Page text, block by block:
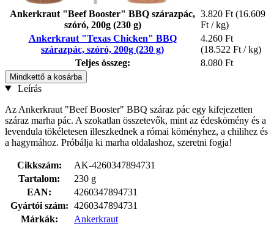
Ankerkraut "Beef Booster" BBQ szárazpác,
szóró, 200g (230 g)
3.820 Ft (16.609
Ft / kg)
Ankerkraut "Texas Chicken" BBQ
szárazpác, szóró, 200g (230 g)
4.260 Ft
(18.522 Ft / kg)
Teljes összeg:
8.080 Ft
Mindkettő a kosárba
Leírás
Az Ankerkraut "Beef Booster" BBQ száraz pác egy kifejezetten
száraz marha pác. A szokatlan összetevők, mint az édeskömény és a
levendula tökéletesen illeszkednek a római köményhez, a chilihez és
a hagymához. Próbálja ki marha oldalashoz, szeretni fogja!
Cikkszám:
AK-4260347894731
Tartalom:
230 g
EAN:
4260347894731
Gyártói szám: 4260347894731
Márkák:
Ankerkraut